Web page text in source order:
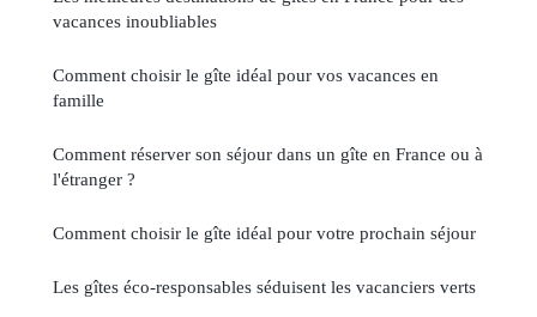
vacances inoubliables
Comment choisir le gîte idéal pour vos vacances en
famille
Comment réserver son séjour dans un gîte en France ou à
l'étranger ?
Comment choisir le gîte idéal pour votre prochain séjour
Les gîtes éco-responsables séduisent les vacanciers verts